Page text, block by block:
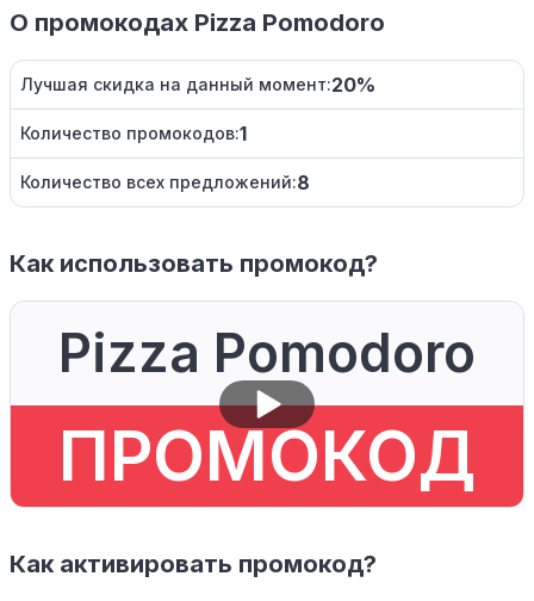
О промокодах Pizza Pomodoro
Лучшая скидка на данный момент:20%
Количество промокодов:1
Количество всех предложений:8
Как использовать промокод?
Pizza Pomodoro
ПРОМОКОД
Как активировать промокод?